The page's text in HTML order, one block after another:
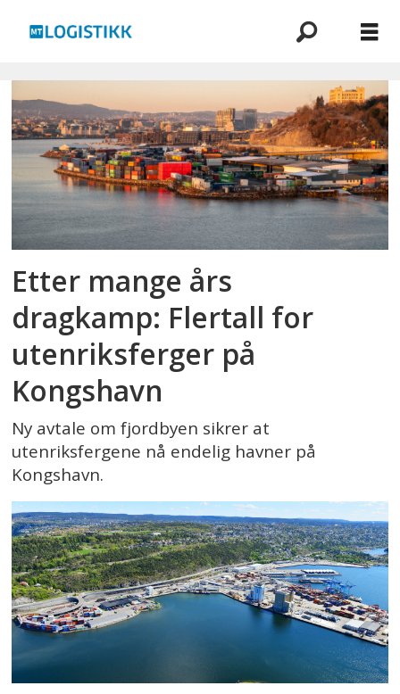
Emne:
kongshavn
Etter mange års
dragkamp: Flertall for
utenriksferger på
Kongshavn
Ny avtale om fjordbyen sikrer at
utenriksfergene nå endelig havner på
Kongshavn.